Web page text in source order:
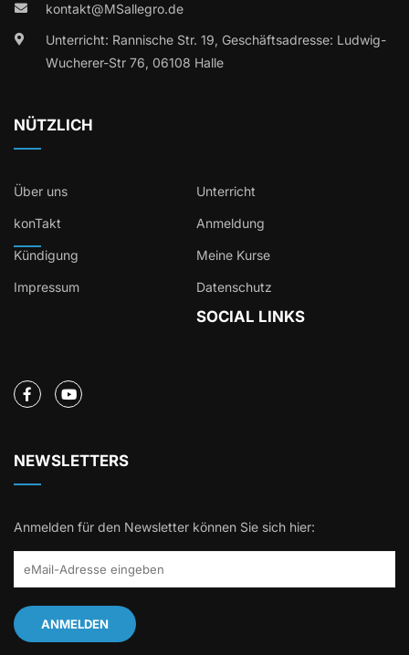
kontakt@MSallegro.de
Unterricht: Rannische Str. 19, Geschäftsadresse: Ludwig-
Wucherer-Str 76, 06108 Halle
NÜTZLICH
Über uns Unterricht
konTakt Anmeldung
Kündigung Meine Kurse
Impressum Datenschutz
SOCIAL LINKS
NEWSLETTERS
Anmelden für den Newsletter können Sie sich hier: